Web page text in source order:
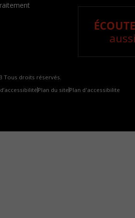
Tous droits réservés.
Plan du site Plan d'accessibilite